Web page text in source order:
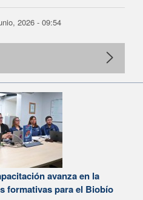
2026 - 09:54
avanza en la
formativas para el Biobío